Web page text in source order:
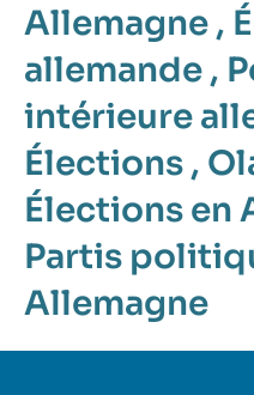
Allemagne ,
allemande ,
intérieure
Élections ,
Élections en
Partis
Allemagne